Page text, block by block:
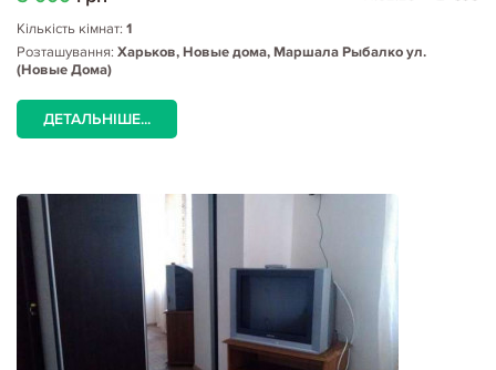
Кількість кімнат: 1
Розташування: Харьков, Новые дома, Маршала Рыбалко ул.
(Новые Дома)
ДЕТАЛЬНІШЕ...